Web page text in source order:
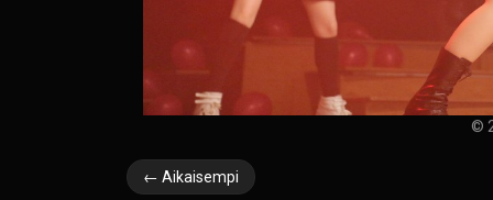
©
← Aikaisempi